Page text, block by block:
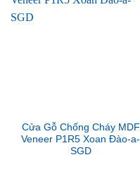
Cửa Gỗ Chống Cháy MDF
Veneer P1R5 Xoan Đào-a-
SGD